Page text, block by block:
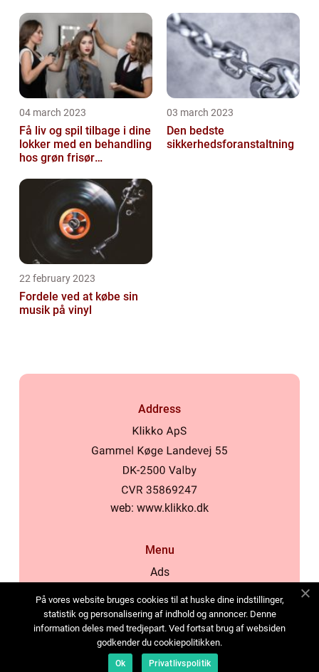
04 march 2023
Få liv og spil tilbage i dine
lokker med en behandling
hos grøn frisør
03 march 2023
Den bedste
sikkerhedsforanstaltning
22 february 2023
Fordele ved at købe sin
musik på vinyl
Address
web: www.klikko.dk
Menu
Ads
Cookies
Contact
Sitemap
På vores website bruges cookies til at huske dine indstillinger,
statistik og personalisering af indhold og annoncer. Denne
information deles med tredjepart. Ved fortsat brug af websiden
godkender du cookiepolitikken.
Ok Privatlivspolitik